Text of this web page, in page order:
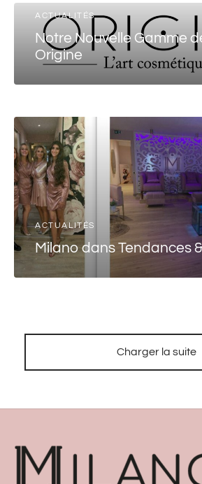
ACTUALITÉS
Notre Nouvelle Gamme
Origine
ACTUALITÉS
Milano dans Tendances
Charger la suite